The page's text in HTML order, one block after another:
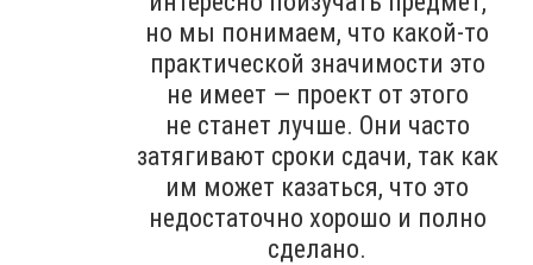
но мы понимаем, что какой-то
практической значимости это
не имеет — проект от этого
не станет лучше. Они часто
затягивают сроки сдачи, так как
им может казаться, что это
недостаточно хорошо и полно
сделано.